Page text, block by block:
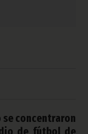
concentraron
de fútbol de